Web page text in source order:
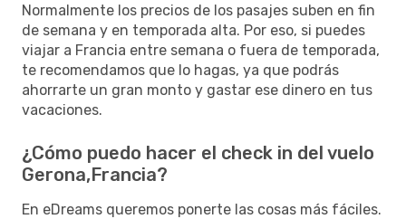
Normalmente los precios de los pasajes suben en fin
de semana y en temporada alta. Por eso, si puedes
viajar a Francia entre semana o fuera de temporada,
te recomendamos que lo hagas, ya que podrás
ahorrarte un gran monto y gastar ese dinero en tus
vacaciones.
¿Cómo puedo hacer el check in del vuelo
Gerona,Francia?
En eDreams queremos ponerte las cosas más fáciles.